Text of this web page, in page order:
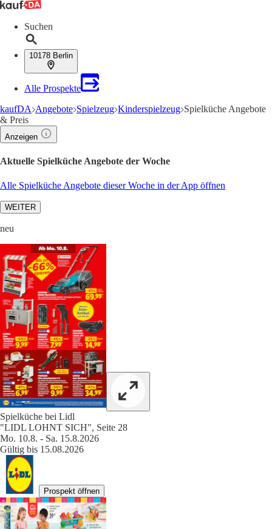
Suchen
10178 Berlin
Alle Prospekte
kaufDA Angebote Spielzeug Kinderspielzeug Spielküche Angebote
& Preis
Anzeigen
Aktuelle Spielküche Angebote der Woche
Alle Spielküche Angebote dieser Woche in der App öffnen
WEITER
neu
Spielküche bei Lidl
"LIDL LOHNT SICH", Seite 28
Mo. 10.8. - Sa. 15.8.2026
Gültig bis 15.08.2026
Prospekt öffnen